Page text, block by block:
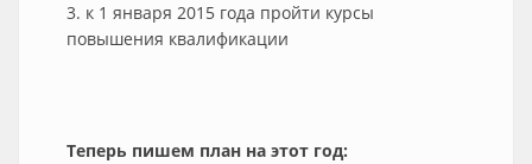
3. к 1 января 2015 года пройти курсы
повышения квалификации
Теперь пишем план на этот год: